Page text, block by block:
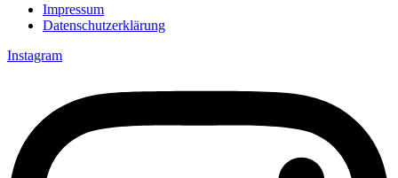
Impressum
Datenschutzerklärung
Instagram